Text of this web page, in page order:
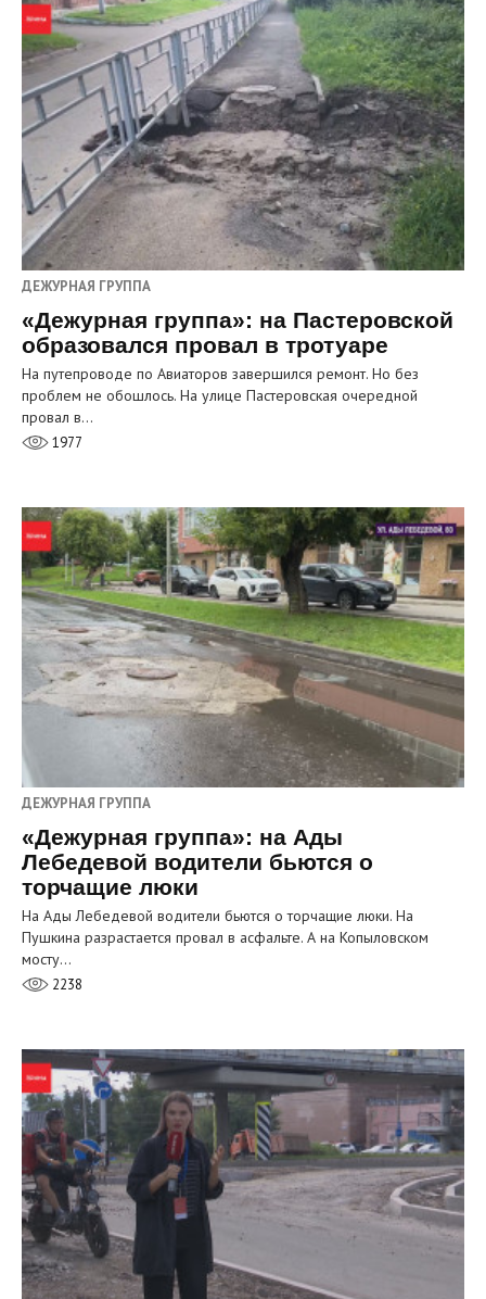
ДЕЖУРНАЯ ГРУППА
«Дежурная группа»: на Пастеровской
образовался провал в тротуаре
На путепроводе по Авиаторов завершился ремонт. Но без
проблем не обошлось. На улице Пастеровская очередной
провал в…
1977
ДЕЖУРНАЯ ГРУППА
«Дежурная группа»: на Ады
Лебедевой водители бьются о
торчащие люки
На Ады Лебедевой водители бьются о торчащие люки. На
Пушкина разрастается провал в асфальте. А на Копыловском
мосту…
2238